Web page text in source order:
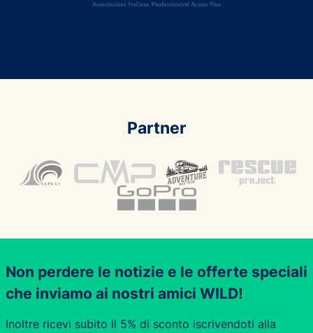
Partner
Non perdere le notizie e le offerte speciali
che inviamo ai nostri amici WILD!
Inoltre ricevi subito il 5% di sconto iscrivendoti alla